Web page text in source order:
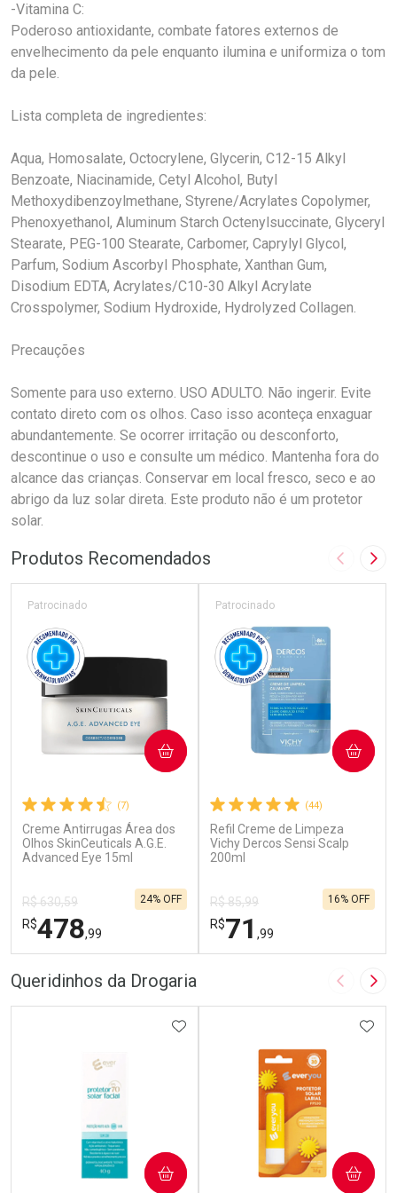
-Vitamina C:
Poderoso antioxidante, combate fatores externos de
envelhecimento da pele enquanto ilumina e uniformiza o tom
da pele.
Lista completa de ingredientes:
Aqua, Homosalate, Octocrylene, Glycerin, C12-15 Alkyl
Benzoate, Niacinamide, Cetyl Alcohol, Butyl
Methoxydibenzoylmethane, Styrene/Acrylates Copolymer,
Phenoxyethanol, Aluminum Starch Octenylsuccinate, Glyceryl
Stearate, PEG-100 Stearate, Carbomer, Caprylyl Glycol,
Parfum, Sodium Ascorbyl Phosphate, Xanthan Gum,
Disodium EDTA, Acrylates/C10-30 Alkyl Acrylate
Crosspolymer, Sodium Hydroxide, Hydrolyzed Collagen.
Precauções
Somente para uso externo. USO ADULTO. Não ingerir. Evite
contato direto com os olhos. Caso isso aconteça enxaguar
abundantemente. Se ocorrer irritação ou desconforto,
descontinue o uso e consulte um médico. Mantenha fora do
alcance das crianças. Conservar em local fresco, seco e ao
abrigo da luz solar direta. Este produto não é um protetor
solar.
Produtos Recomendados Imagem
(7)
Creme Antirrugas Área dos
Olhos SkinCeuticals A.G.E.
Advanced Eye 15ml
Patrocinado
R$ 630,59
R$478,99
24% OFF
COMPRAR
(44)
Refil Creme de Limpeza
Vichy Dercos Sensi Scalp
200ml
Patrocinado
R$ 85,99
R$71 ,99
16% OFF
COMPRAR
Queridinhos da Drogaria Imagem
ADICIONAR AOS FAVORITOS
COMPRAR COMPRAR